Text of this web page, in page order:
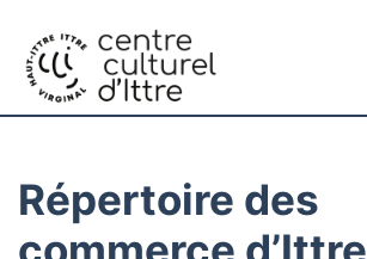
Répertoire des